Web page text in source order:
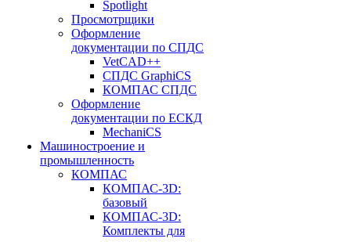
Spotlight
Просмотрщики
Оформление
документации по СПДС
VetCAD++
СПДС GraphiCS
КОМПАС СПДС
Оформление
документации по ЕСКД
MechaniCS
Машиностроение и
промышленность
КОМПАС
КОМПАС-3D:
базовый
КОМПАС-3D:
Комплекты для